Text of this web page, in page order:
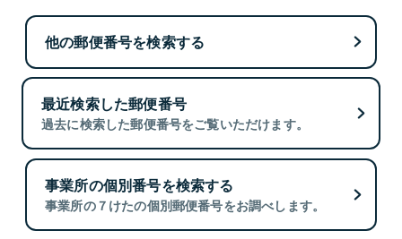
他の郵便番号を検索する
最近検索した郵便番号
過去に検索した郵便番号をご覧いただけます。
事業所の個別番号を検索する
事業所の７けたの個別郵便番号をお調べします。